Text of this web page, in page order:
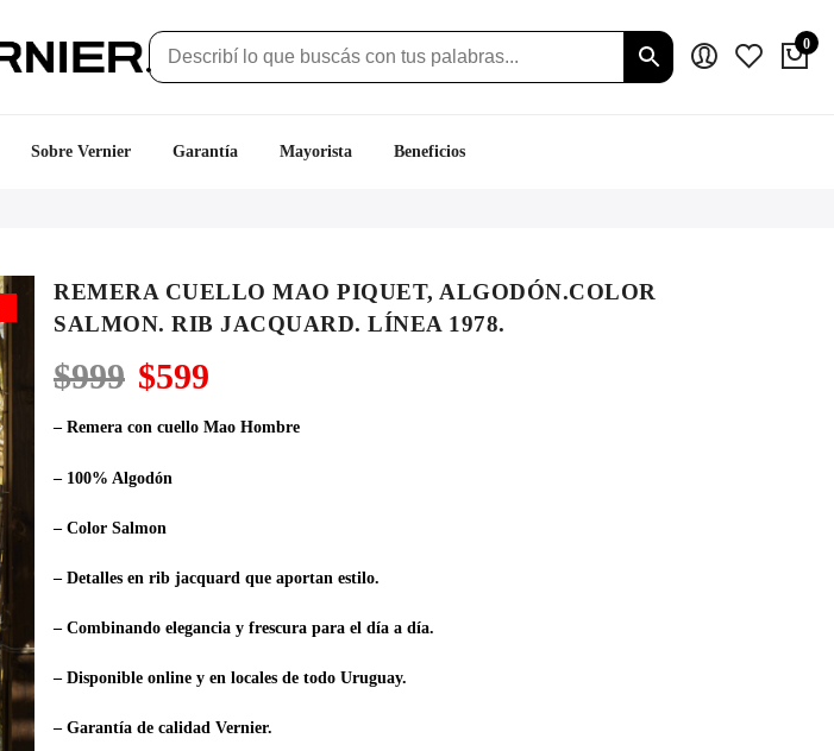
0
Sobre Vernier Garantía Mayorista Beneficios
REMERA CUELLO MAO PIQUET, ALGODÓN.COLOR
SALMON. RIB JACQUARD. LÍNEA 1978.
$999 El
precio
original
$999.
$599
actual
– Remera con cuello Mao Hombre
– 100% Algodón
– Color Salmon
– Detalles en rib jacquard que aportan estilo.
– Combinando elegancia y frescura para el día a día.
– Disponible online y en locales de todo Uruguay.
– Garantía de calidad Vernier.